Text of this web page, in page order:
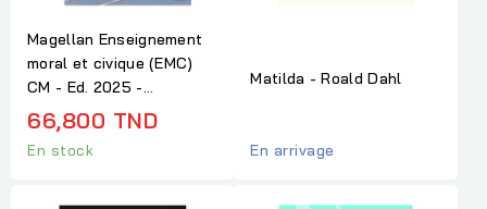
Magellan Enseignement
moral et civique (EMC)
CM - Ed. 2025 -...
66,800 TND
En stock
Matilda - Roald Dahl
En arrivage